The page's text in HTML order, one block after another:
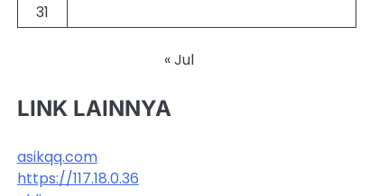
31
« Jul
LINK LAINNYA
asikqq.com
https://117.18.0.36